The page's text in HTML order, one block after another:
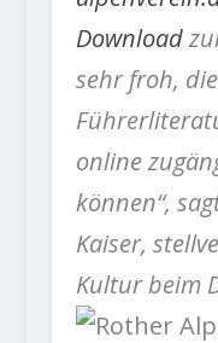
Download
sehr froh,
online
können“,
Kaiser,
Kultur beim